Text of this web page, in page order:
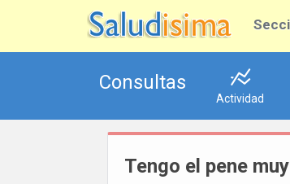
Consultas
Actividad
Tengo el pene